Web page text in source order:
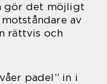
gör det möjligt
av
rättvis och
padel” in i